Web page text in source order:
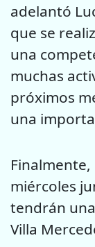
adelantó
que se
una
muchas
próximos
una
miércoles
tendrán
Villa